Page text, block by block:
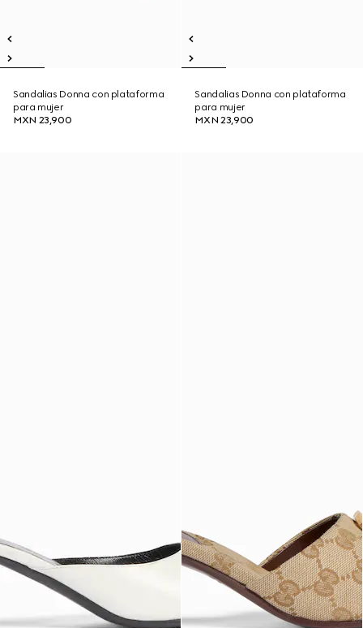
Sandalias Donna con plataforma
para mujer
MXN 23,900
Sandalias Donna con plataforma
para mujer
MXN 23,900